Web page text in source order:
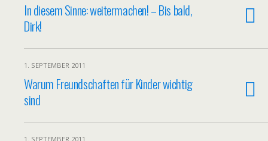
In diesem Sinne: weitermachen! – Bis bald,
Dirk!
1. SEPTEMBER 2011
Warum Freundschaften für Kinder wichtig
sind
1. SEPTEMBER 2011